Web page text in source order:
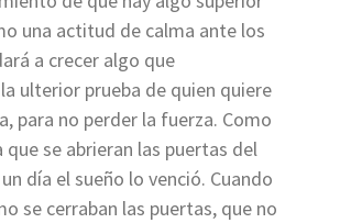
una actitud de calma ante los
a crecer algo que
ulterior prueba de quien quiere
para no perder la fuerza. Como
se abrieran las puertas del
día el sueño lo venció. Cuando
se cerraban las puertas, que no